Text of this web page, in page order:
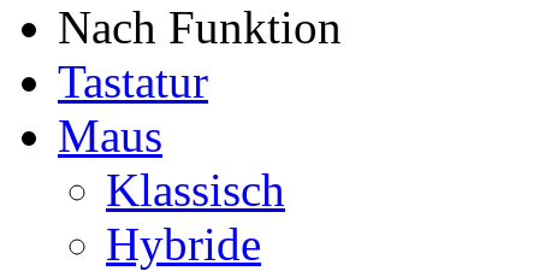
Nach Funktion
Tastatur
Maus
Klassisch
Hybride